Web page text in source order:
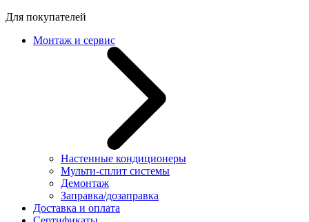
Для покупателей
Монтаж и сервис
Настенные кондиционеры
Мульти-сплит системы
Демонтаж
Заправка/дозаправка
Доставка и оплата